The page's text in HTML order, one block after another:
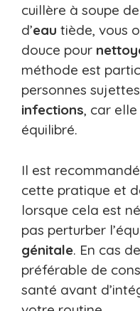
cuillère à soupe
d’eau tiède, vous
douce pour
méthode est
personnes
infections, car
équilibré.
Il est
cette pratique et
lorsque cela est
pas perturber
génitale. En cas
préférable de
santé avant